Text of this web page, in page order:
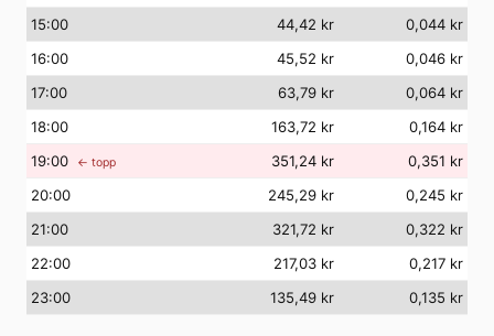
15:00 44,42 kr
0,044 kr
16:00 45,52 kr
0,046 kr
17:00 63,79 kr
0,064 kr
18:00 163,72 kr
0,164 kr
19:00 ← topp 351,24 kr
0,351 kr
20:00 245,29 kr
0,245 kr
21:00 321,72 kr
0,322 kr
22:00 217,03 kr
0,217 kr
23:00 135,49 kr 0,135 kr